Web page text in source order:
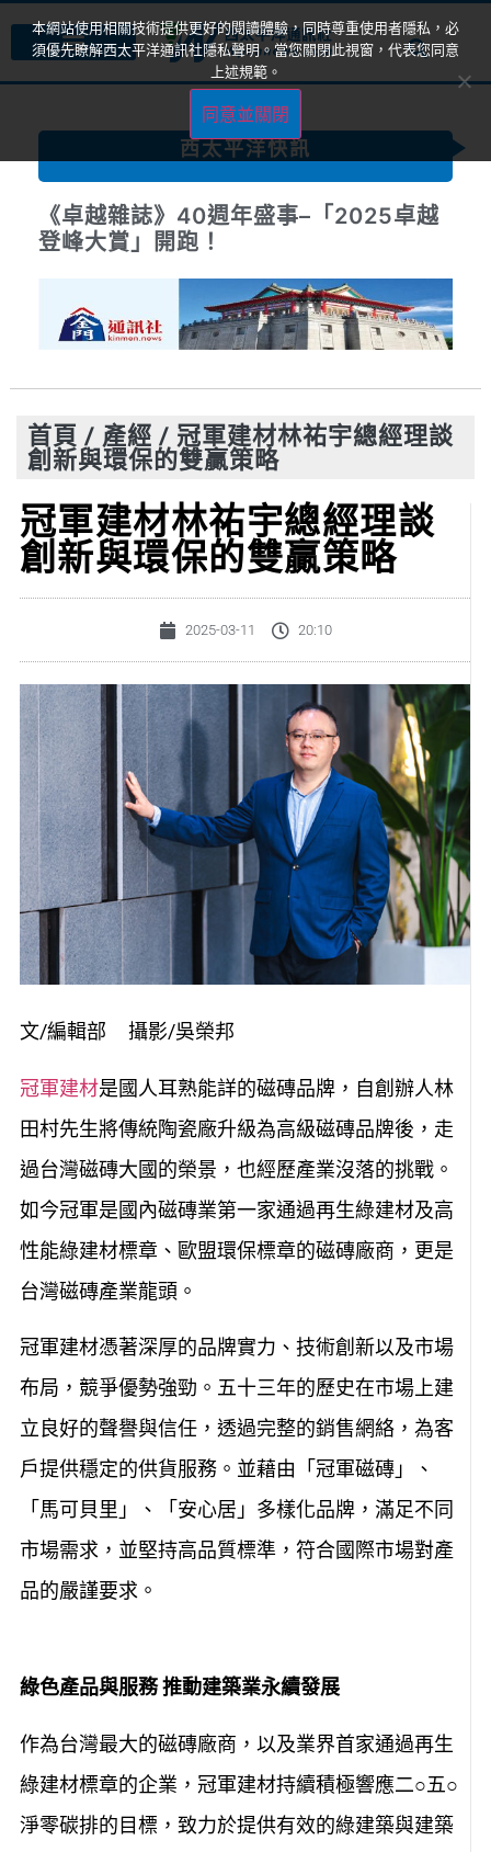
西太平洋快訊
《卓越雜誌》40週年盛事–「2025卓越
登峰大賞」開跑！
首頁 / 產經 / 冠軍建材林祐宇總經理談
創新與環保的雙贏策略
冠軍建材林祐宇總經理談
創新與環保的雙贏策略
2025-03-11 20:10
文/編輯部 攝影/吳榮邦
冠軍建材是國人耳熟能詳的磁磚品牌，自創辦人林
田村先生將傳統陶瓷廠升級為高級磁磚品牌後，走
過台灣磁磚大國的榮景，也經歷產業沒落的挑戰。
如今冠軍是國內磁磚業第一家通過再生綠建材及高
性能綠建材標章、歐盟環保標章的磁磚廠商，更是
台灣磁磚產業龍頭。
冠軍建材憑著深厚的品牌實力、技術創新以及市場
布局，競爭優勢強勁。五十三年的歷史在市場上建
立良好的聲譽與信任，透過完整的銷售網絡，為客
戶提供穩定的供貨服務。並藉由「冠軍磁磚」、
「馬可貝里」、「安心居」多樣化品牌，滿足不同
市場需求，並堅持高品質標準，符合國際市場對產
品的嚴謹要求。
綠色產品與服務 推動建築業永續發展
作為台灣最大的磁磚廠商，以及業界首家通過再生
綠建材標章的企業，冠軍建材持續積極響應二○五○
淨零碳排的目標，致力於提供有效的綠建築與建築
本網站使用相關技術提供更好的閱讀體驗，同時尊重使用者隱私，必
須優先瞭解西太平洋通訊社隱私聲明。當您關閉此視窗，代表您同意
上述規範。
同意並關閉